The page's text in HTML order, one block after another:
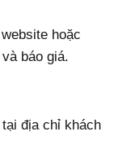
hoặc
báo giá.
địa chỉ khách